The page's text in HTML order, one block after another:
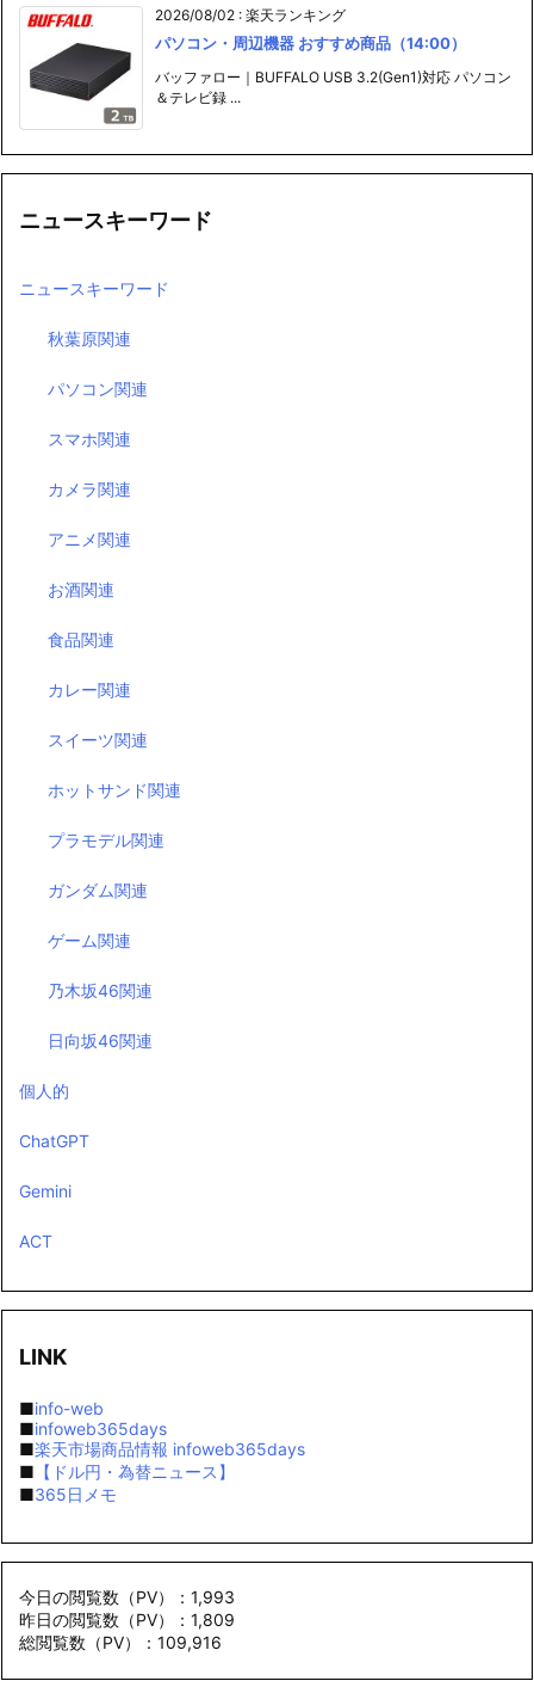
2026/08/02 : 楽天ランキング
パソコン・周辺機器 おすすめ商品（14:00）
バッファロー｜BUFFALO USB 3.2(Gen1)対応 パソコン
＆テレビ録 ...
ニュースキーワード
ニュースキーワード
秋葉原関連
パソコン関連
スマホ関連
カメラ関連
アニメ関連
お酒関連
食品関連
カレー関連
スイーツ関連
ホットサンド関連
プラモデル関連
ガンダム関連
ゲーム関連
乃木坂46関連
日向坂46関連
個人的
ChatGPT
Gemini
ACT
LINK
■info-web
■infoweb365days
■楽天市場商品情報 infoweb365days
■ 【ドル円・為替ニュース】
■365日メモ
今日の閲覧数（PV）：1,993
昨日の閲覧数（PV）：1,809
総閲覧数（PV）：109,916